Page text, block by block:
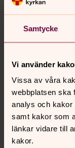
Samtycke
Vi använder
Vissa av våra
webbplatsen ska
analys och kakor
samt kakor som
länkar vidare till
kakor.
fungera som en
förebild. En
kan de också bli
till dopet.
Dopet är
Dopet är alltid
vaktmästare och
dessutom